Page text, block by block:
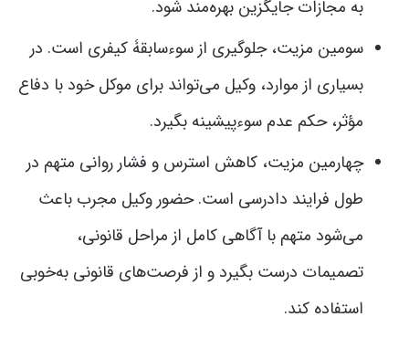
به مجازات جایگزین بهره‌مند شود.
سومین مزیت، جلوگیری از سوءسابقۀ کیفری است. در
بسیاری از موارد، وکیل می‌تواند برای موکل خود با دفاع
مؤثر، حکم عدم سوءپیشینه بگیرد.
چهارمین مزیت، کاهش استرس و فشار روانی متهم در
طول فرایند دادرسی است. حضور وکیل مجرب باعث
می‌شود متهم با آگاهی کامل از مراحل قانونی،
تصمیمات درست بگیرد و از فرصت‌های قانونی به‌خوبی
استفاده کند.